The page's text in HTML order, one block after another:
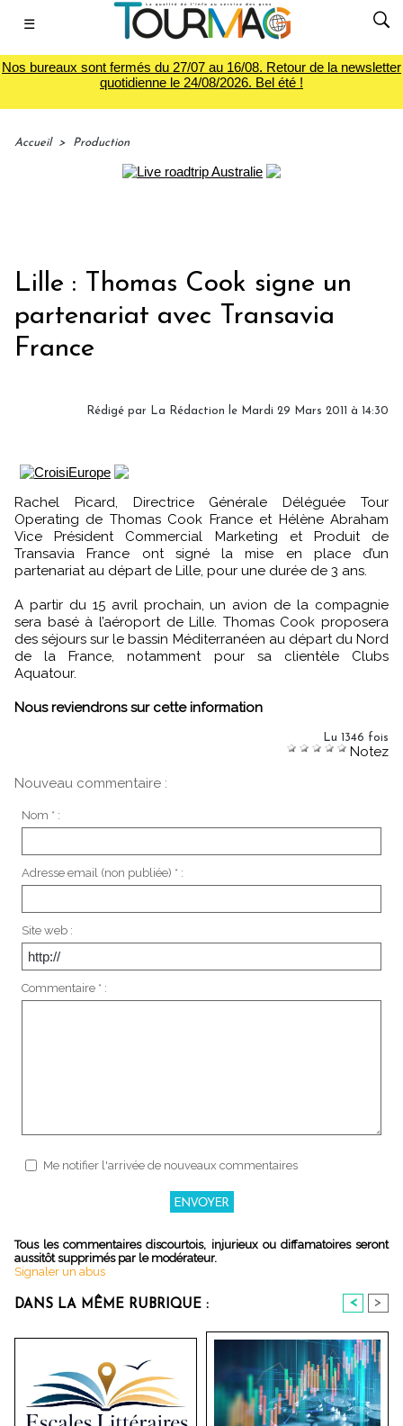
☰
Nos bureaux sont fermés du 27/07 au 16/08. Retour de la newsletter
quotidienne le 24/08/2026. Bel été !
Accueil > Production
Lille : Thomas Cook signe un
partenariat avec Transavia
France
Rédigé par La Rédaction le Mardi 29 Mars 2011 à 14:30
Rachel Picard, Directrice Générale Déléguée Tour
Operating de Thomas Cook France et Hélène Abraham
Vice Président Commercial Marketing et Produit de
Transavia France ont signé la mise en place d’un
partenariat au départ de Lille, pour une durée de 3 ans.
A partir du 15 avril prochain, un avion de la compagnie
sera basé à l’aéroport de Lille. Thomas Cook proposera
des séjours sur le bassin Méditerranéen au départ du Nord
de la France, notamment pour sa clientèle Clubs
Aquatour.
Nous reviendrons sur cette information
Lu 1346 fois
Notez
Nouveau commentaire :
Nom * :
Adresse email (non publiée) * :
Site web :
Commentaire * :
Me notifier l'arrivée de nouveaux commentaires
Tous les commentaires discourtois, injurieux ou diffamatoires seront
aussitôt supprimés par le modérateur.
Signaler un abus
DANS LA MÊME RUBRIQUE : < >